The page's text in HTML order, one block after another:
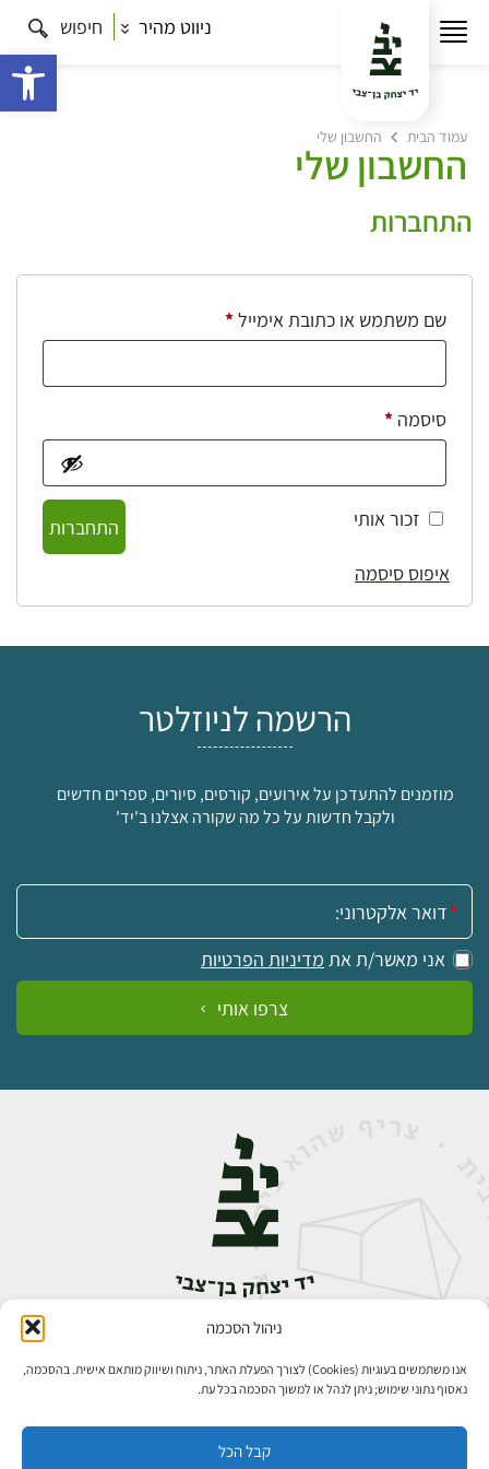
ניהול הסכמה
אנו משתמשים בעוגיות (Cookies) לצורך הפעלת האתר, ניתוח ושיווק מותאם אישית. בהסכמה,
נאסוף נתוני שימוש; ניתן לנהל או למשוך הסכמה בכל עת.
קבל הכל
ניווט מהיר חיפוש
עמוד הבית החשבון שלי
החשבון שלי
התחברות
שם משתמש או כתובת אימייל*חובה
סיסמה *חובה
זכור אותי
התחברות
איפוס סיסמה
הרשמה לניוזלטר
מוזמנים להתעדכן על אירועים, קורסים, סיורים, ספרים חדשים
ולקבל חדשות על כל מה שקורה אצלנו ב'יד'
אימייל:
אני מאשר/ת את מדיניות הפרטיות
צרפו אותי
אבן גבירול 14, רחביה, ירושלים